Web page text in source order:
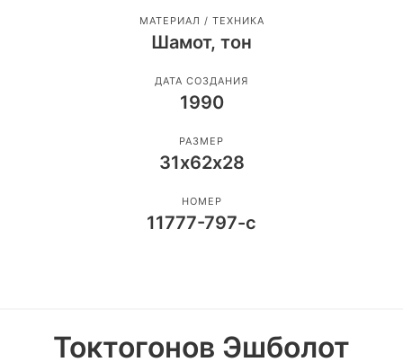
МАТЕРИАЛ / ТЕХНИКА
Шамот, тон
ДАТА СОЗДАНИЯ
1990
РАЗМЕР
31х62х28
НОМЕР
11777-797-с
Токтогонов Эшболот